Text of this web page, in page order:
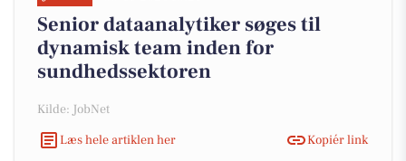
Senior dataanalytiker søges til
dynamisk team inden for
sundhedssektoren
Kilde: JobNet
Læs hele artiklen her
Kopiér link